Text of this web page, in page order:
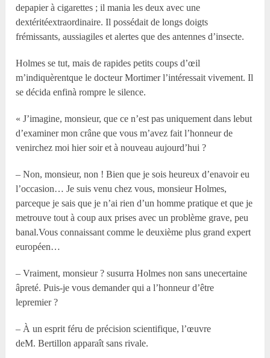
depapier à cigarettes ; il mania les deux avec une
dextéritéextraordinaire. Il possédait de longs doigts
frémissants, aussiagiles et alertes que des antennes d’insecte.
Holmes se tut, mais de rapides petits coups d’œil
m’indiquèrentque le docteur Mortimer l’intéressait vivement. Il
se décida enfinà rompre le silence.
« J’imagine, monsieur, que ce n’est pas uniquement dans lebut
d’examiner mon crâne que vous m’avez fait l’honneur de
venirchez moi hier soir et à nouveau aujourd’hui ?
– Non, monsieur, non ! Bien que je sois heureux d’enavoir eu
l’occasion… Je suis venu chez vous, monsieur Holmes,
parceque je sais que je n’ai rien d’un homme pratique et que je
metrouve tout à coup aux prises avec un problème grave, peu
banal.Vous connaissant comme le deuxième plus grand expert
européen…
– Vraiment, monsieur ? susurra Holmes non sans unecertaine
âpreté. Puis-je vous demander qui a l’honneur d’être
lepremier ?
– À un esprit féru de précision scientifique, l’œuvre
deM. Bertillon apparaît sans rivale.